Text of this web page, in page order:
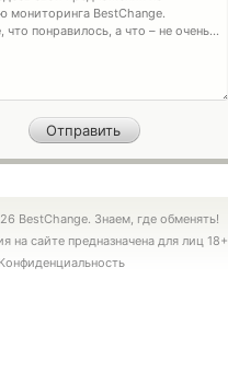
BestChange. Знаем, где обменять!
на сайте предназначена для лиц 18+
Конфиденциальность